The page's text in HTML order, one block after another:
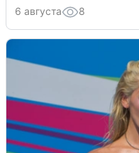
6 августа 8